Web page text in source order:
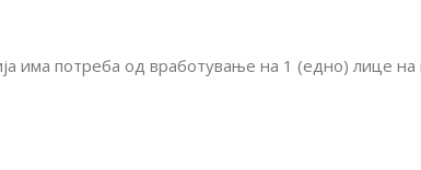
има потреба од вработување на 1 (едно) лице